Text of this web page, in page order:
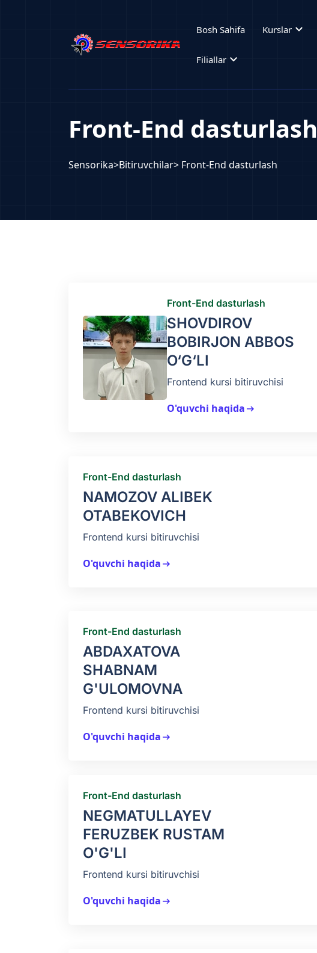
Bosh Sahifa Kurslarexpand_more
Filiallarexpand_more
Front-End dasturlash
Sensorika>Bitiruvchilar> Front-End dasturlash
Front-End dasturlash
SHOVDIROV
BOBIRJON ABBOS
O‘G‘LI
Frontend kursi bitiruvchisi
O'quvchi haqidaarrow_right_alt
Front-End dasturlash
NAMOZOV ALIBEK
OTABEKOVICH
Frontend kursi bitiruvchisi
O'quvchi haqidaarrow_right_alt
Front-End dasturlash
ABDAXATOVA
SHABNAM
G'ULOMOVNA
Frontend kursi bitiruvchisi
O'quvchi haqidaarrow_right_alt
Front-End dasturlash
NEGMATULLAYEV
FERUZBEK RUSTAM
O'G'LI
Frontend kursi bitiruvchisi
O'quvchi haqidaarrow_right_alt